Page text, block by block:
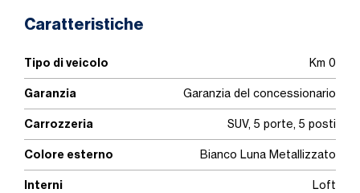
Caratteristiche
Tipo di veicolo Km 0
Garanzia Garanzia del concessionario
Carrozzeria SUV, 5 porte, 5 posti
Colore esterno Bianco Luna Metallizzato
Interni Loft